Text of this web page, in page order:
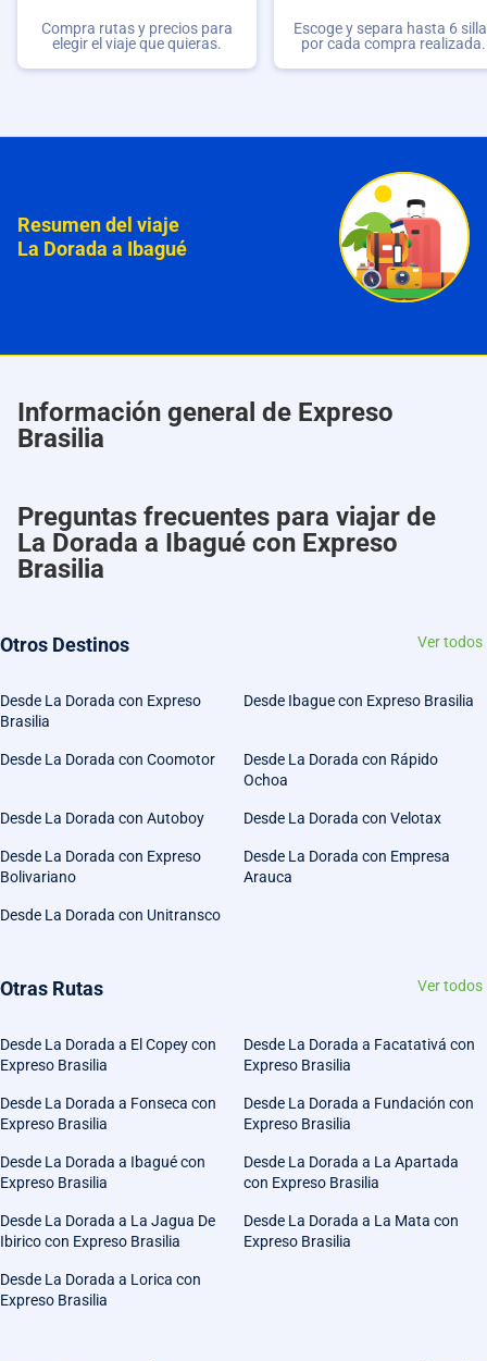
Compra rutas y precios para
elegir el viaje que quieras.
Escoge y separa hasta 6
por cada compra realizada.
Resumen del viaje
La Dorada a Ibagué
Información general de Expreso
Brasilia
Preguntas frecuentes para viajar de
La Dorada a Ibagué con Expreso
Brasilia
Otros Destinos Ver todos
Desde La Dorada con Expreso
Brasilia
Desde Ibague con Expreso Brasilia
Desde La Dorada con Coomotor
Desde La Dorada con Rápido
Ochoa
Desde La Dorada con Autoboy Desde La Dorada con Velotax
Desde La Dorada con Expreso
Bolivariano
Desde La Dorada con Empresa
Arauca
Desde La Dorada con Unitransco
Otras Rutas Ver todos
Desde La Dorada a El Copey con
Expreso Brasilia
Desde La Dorada a Facatativá con
Expreso Brasilia
Desde La Dorada a Fonseca con
Expreso Brasilia
Desde La Dorada a Fundación con
Expreso Brasilia
Desde La Dorada a Ibagué con
Expreso Brasilia
Desde La Dorada a La Apartada
con Expreso Brasilia
Desde La Dorada a La Jagua De
Ibirico con Expreso Brasilia
Desde La Dorada a La Mata con
Expreso Brasilia
Desde La Dorada a Lorica con
Expreso Brasilia